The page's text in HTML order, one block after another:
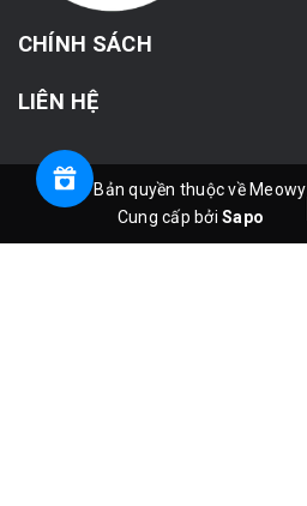
CHÍNH SÁCH
LIÊN HỆ
© Bản quyền thuộc về Meowy
Cung cấp bởiSapo